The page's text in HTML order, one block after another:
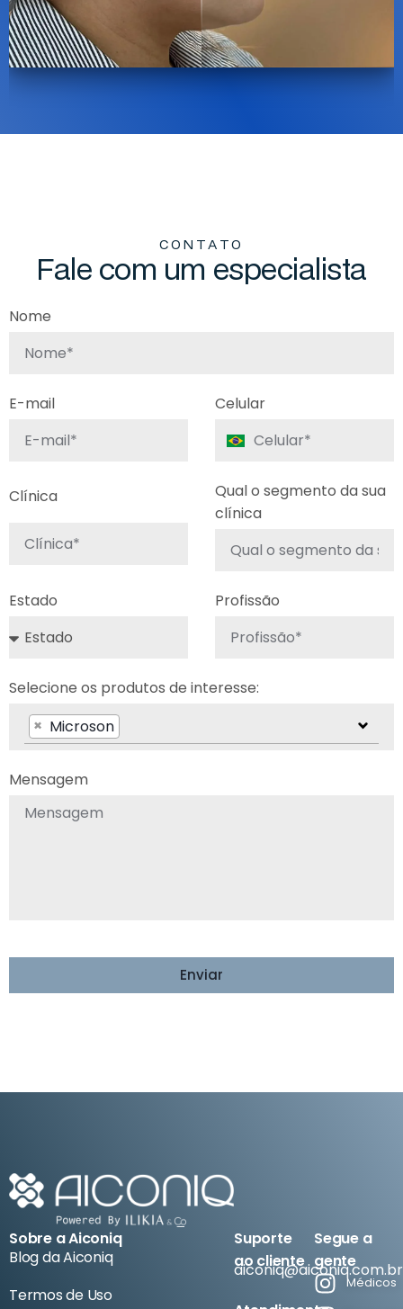
CO N TA T O
Fa e com um especia ista
Nome
E-mail Celular
Clínica
Qual o segmento da sua
clínica
Estado Profissão
Selecione os produtos de interesse:
× Microson
Mensagem
Enviar
Sobre a Aiconiq
Blog da Aiconiq
Termos de Uso
Suporte
ao cliente
aiconiq@aiconiq.com.br
Segue a
gente
Médicos